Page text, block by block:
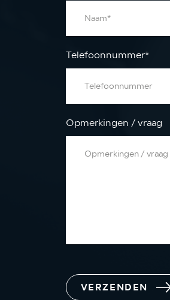
Telefoonnummer*
Opmerkingen / vraag
VERZENDEN